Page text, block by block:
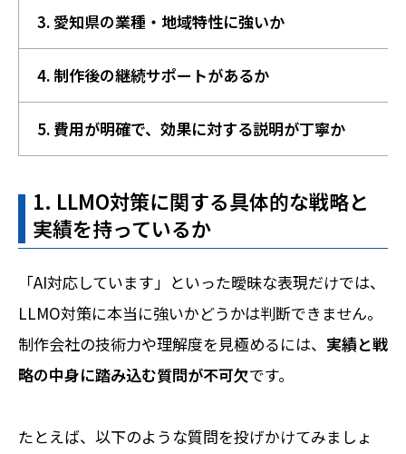
3. 愛知県の業種・地域特性に強いか
4. 制作後の継続サポートがあるか
5. 費用が明確で、効果に対する説明が丁寧か
1. LLMO対策に関する具体的な戦略と
実績を持っているか
「AI対応しています」といった曖昧な表現だけでは、
LLMO対策に本当に強いかどうかは判断できません。
制作会社の技術力や理解度を見極めるには、 実績と戦
略の中身に踏み込む質問が不可欠です。
たとえば、以下のような質問を投げかけてみましょ